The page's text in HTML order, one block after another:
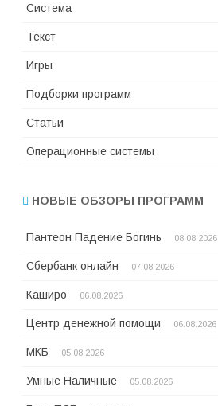
Система
Текст
Игры
Подборки программ
Статьи
Операционные системы
НОВЫЕ ОБЗОРЫ ПРОГРАММ
Пантеон Падение Богинь 08.08.2026
Сбербанк онлайн 07.08.2026
Каширо 06.08.2026
Центр денежной помощи 06.08.2026
МКБ 05.08.2026
Умные Наличные 05.08.2026